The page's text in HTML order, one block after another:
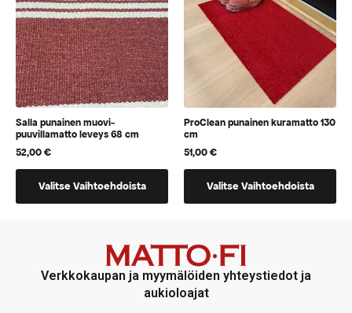
Salla punainen muovi-
puuvillamatto leveys 68 cm
52,00€
Valitse Vaihtoehdoista
voidaan
ProClean punainen kuramatto 130
cm
51,00€
Valitse Vaihtoehdoista
jotka
voidaan
valita
tuotteen
Verkkokaupan ja myymälöiden yhteystiedot ja
aukioloajat